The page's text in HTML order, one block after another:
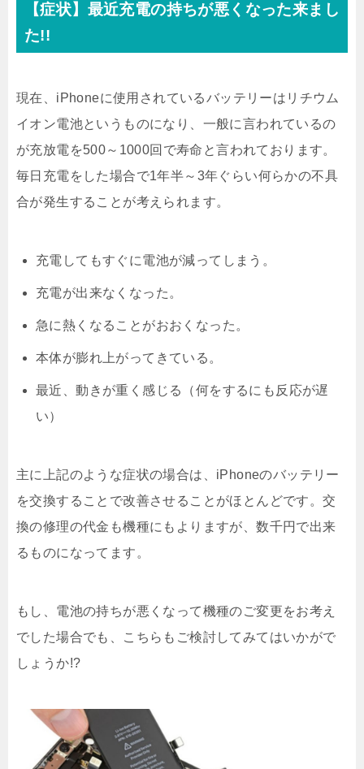
【症状】最近充電の持ちが悪くなった来まし
た!!
現在、iPhoneに使用されているバッテリーはリチウム
イオン電池というものになり、一般に言われているの
が充放電を500～1000回で寿命と言われております。
毎日充電をした場合で1年半～3年ぐらい何らかの不具
合が発生することが考えられます。
充電してもすぐに電池が減ってしまう。
充電が出来なくなった。
急に熱くなることがおおくなった。
本体が膨れ上がってきている。
最近、動きが重く感じる（何をするにも反応が遅
い）
主に上記のような症状の場合は、iPhoneのバッテリー
を交換することで改善させることがほとんどです。交
換の修理の代金も機種にもよりますが、数千円で出来
るものになってます。
もし、電池の持ちが悪くなって機種のご変更をお考え
でした場合でも、こちらもご検討してみてはいかがで
しょうか!?